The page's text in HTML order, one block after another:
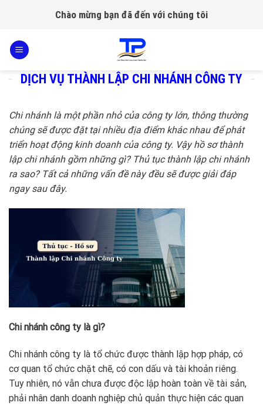
Chào mừng bạn đã đến với chúng tôi
DỊCH VỤ THÀNH LẬP CHI NHÁNH CÔNG TY
Chi nhánh là một phần nhỏ của công ty lớn, thông thường
chúng sẽ được đặt tại nhiều địa điểm khác nhau để phát
triển hoạt động kinh doanh của công ty. Vậy hồ sơ thành
lập chi nhánh gồm những gì? Thủ tục thành lập chi nhánh
ra sao? Tất cả những vấn đề này đều sẽ được giải đáp
ngay sau đây.
Chi nhánh công ty là gì?
Chi nhánh công ty là tổ chức được thành lập hợp pháp, có
cơ quan tổ chức chặt chẽ, có con dấu và tài khoản riêng.
Tuy nhiên, nó vẫn chưa được độc lập hoàn toàn về tài sản,
phải nhân danh doanh nghiệp chủ quản thực hiện các quan